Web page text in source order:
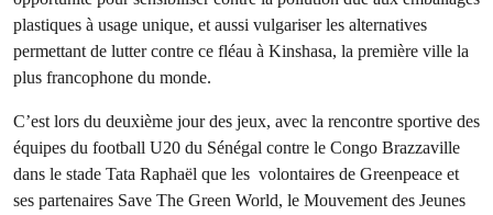
plastiques à usage unique, et aussi vulgariser les alternatives
permettant de lutter contre ce fléau à Kinshasa, la première ville la
plus francophone du monde.
C’est lors du deuxième jour des jeux, avec la rencontre sportive des
équipes du football U20 du Sénégal contre le Congo Brazzaville
dans le stade Tata Raphaël que les volontaires de Greenpeace et
ses partenaires Save The Green World, le Mouvement des Jeunes